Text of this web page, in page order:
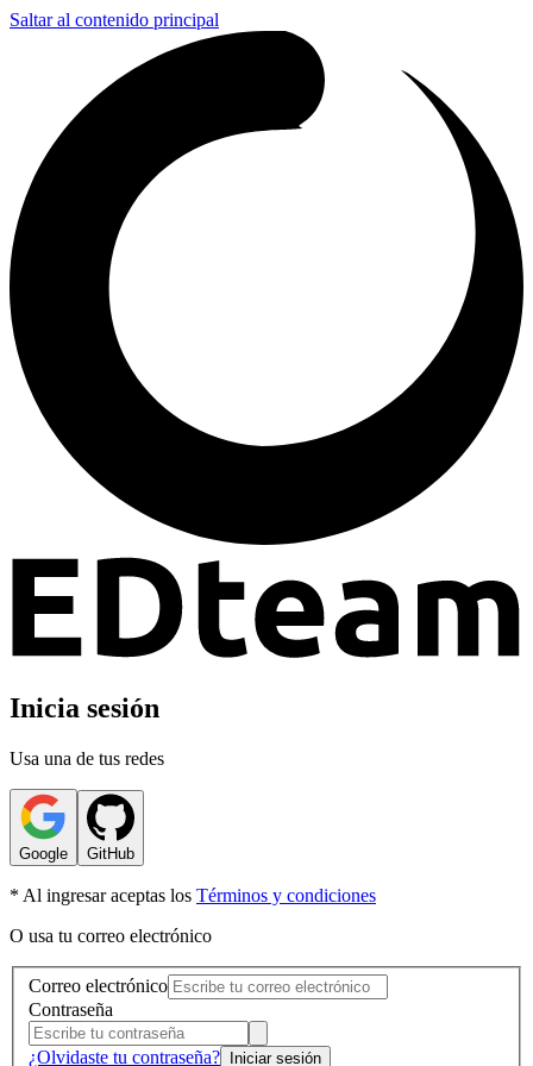
Saltar al contenido principal
Inicia sesión
Usa una de tus redes
Google GitHub
* Al ingresar aceptas los Términos y condiciones
O usa tu correo electrónico
Correo electrónico
Contraseña
¿Olvidaste tu contraseña? Iniciar sesión